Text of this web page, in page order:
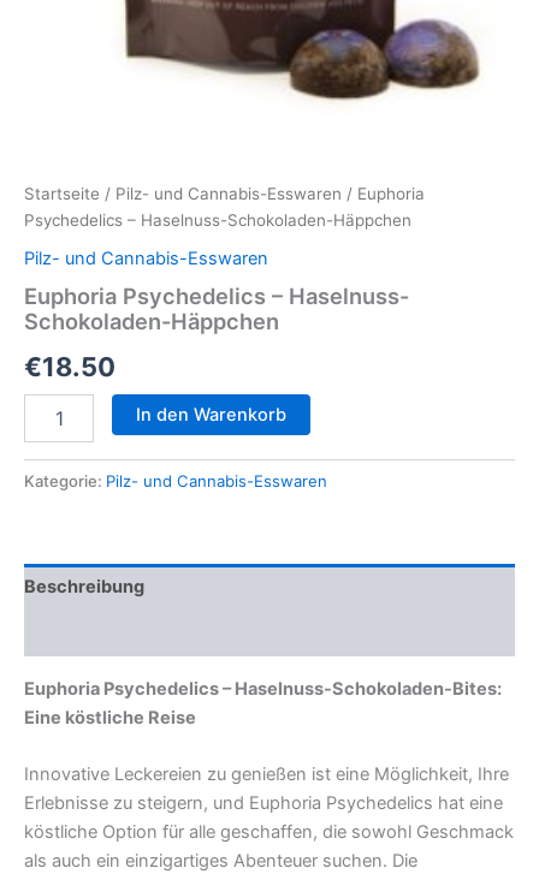
Startseite / Pilz- und Cannabis-Esswaren / Euphoria
Psychedelics – Haselnuss-Schokoladen-Häppchen
Pilz- und Cannabis-Esswaren
Euphoria Psychedelics – Haselnuss-
Schokoladen-Häppchen
€18.50
Psychedelics
Haselnuss-
In den Warenkorb
Kategorie: Pilz- und Cannabis-Esswaren
Beschreibung
Euphoria Psychedelics – Haselnuss-Schokoladen-Bites:
Eine köstliche Reise
Innovative Leckereien zu genießen ist eine Möglichkeit, Ihre
Erlebnisse zu steigern, und Euphoria Psychedelics hat eine
köstliche Option für alle geschaffen, die sowohl Geschmack
als auch ein einzigartiges Abenteuer suchen. Die